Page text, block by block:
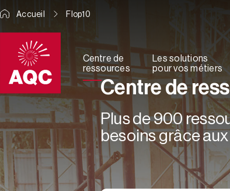
Centre de
ressources
Les solutions
pour vos métiers
Accueil Flop10
Centre de
Plus de 900
besoins grâce